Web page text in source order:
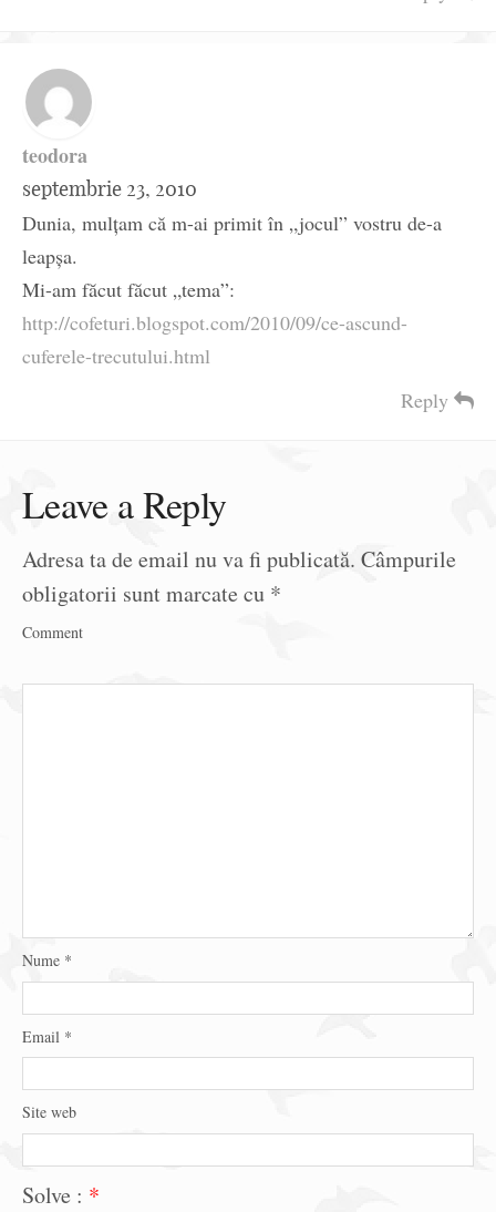
teodora
septembrie 23, 2010
Dunia, mulţam că m-ai primit în „jocul” vostru de-a
leapşa.
Mi-am făcut făcut „tema”:
http://cofeturi.blogspot.com/2010/09/ce-ascund-
cuferele-trecutului.html
Reply
Leave a Reply
Adresa ta de email nu va fi publicată. Câmpurile
obligatorii sunt marcate cu *
Comment
Nume *
Email *
Site web
Solve : *